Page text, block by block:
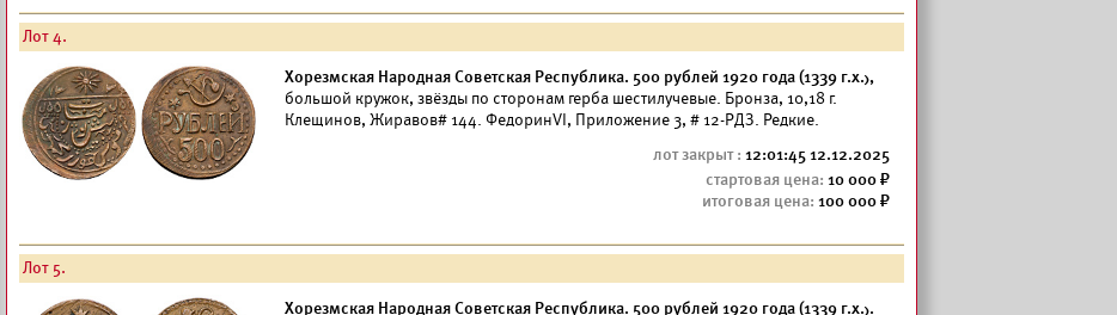
Лот 4.
Хорезмская Народная Советская Республика. 500 рублей 1920 года (1339 г.х.),
большой кружок, звёзды по сторонам герба шестилучевые. Бронза, 10,18 г.
Клещинов, Жиравов# 144. ФедоринVI, Приложение 3, # 12-РДЗ. Редкие.
12:01:45 12.12.2025
10 000
100 000
Лот 5.
Хорезмская Народная Советская Республика. 500 рублей 1920 года (1339 г.х.).